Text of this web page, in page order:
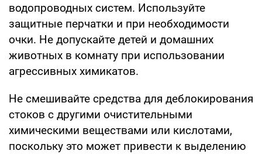
водопроводных систем. Используйте
защитные перчатки и при необходимости
очки. Не допускайте детей и домашних
животных в комнату при использовании
агрессивных химикатов.
Не смешивайте средства для деблокирования
стоков с другими очистительными
химическими веществами или кислотами,
поскольку это может привести к выделению